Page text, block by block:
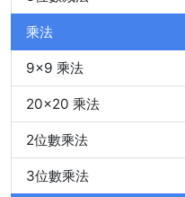
乘法
9x9 乘法
20x20 乘法
2位數乘法
3位數乘法